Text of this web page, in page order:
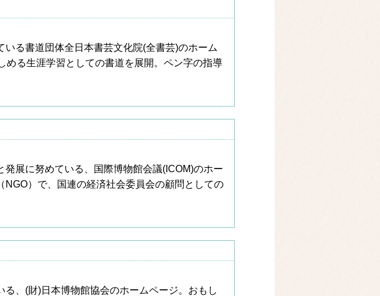
る書道団体全日本書芸文化院(全書芸)のホーム
る生涯学習としての書道を展開。ペン字の指導
展に努めている、国際博物館会議(ICOM)のホー
）で、国連の経済社会委員会の顧問としての
、(財)日本博物館協会のホームページ。おもし